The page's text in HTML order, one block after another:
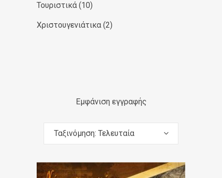
Τουριστικά (10)
Χριστουγενιάτικα (2)
Εμφάνιση εγγραφής
Ταξινόμηση: Τελευταία